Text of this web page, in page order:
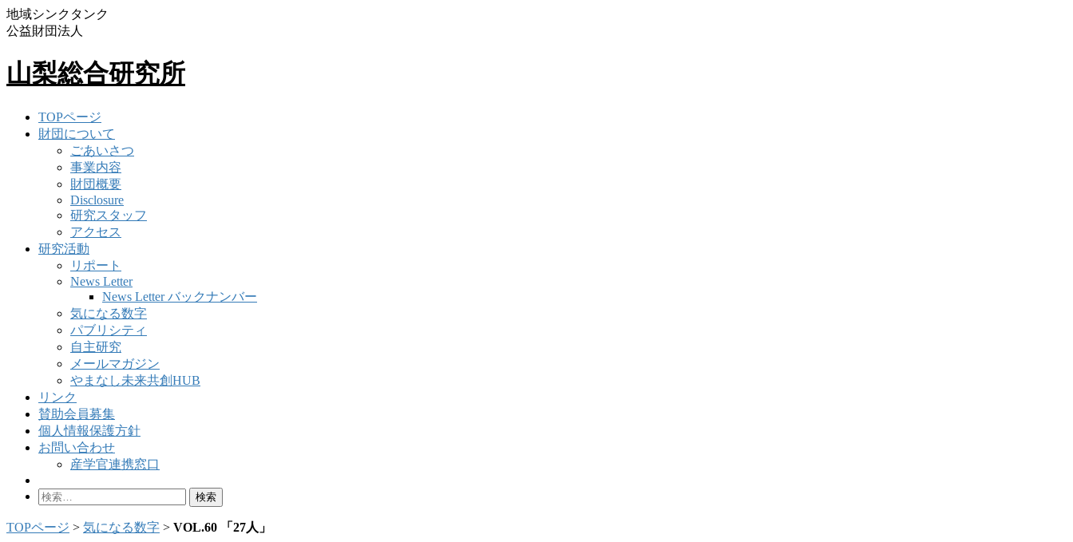
地域シンクタンク
公益財団法人
山梨総合研究所
TOPページ
財団について
ごあいさつ
事業内容
財団概要
Disclosure
研究スタッフ
アクセス
研究活動
リポート
News Letter
News Letter バックナンバー
気になる数字
パブリシティ
自主研究
メールマガジン
やまなし未来共創HUB
リンク
賛助会員募集
個人情報保護方針
お問い合わせ
産学官連携窓口
検
TOPページ > 気になる数字 > VOL.60 「27人」